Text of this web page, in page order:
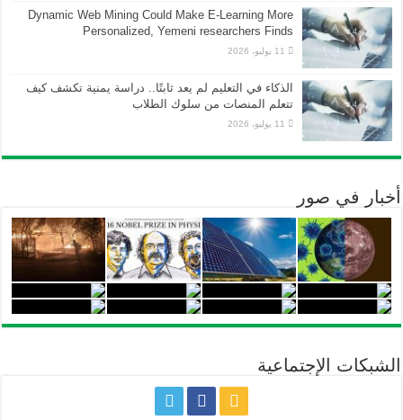
Dynamic Web Mining Could Make E-Learning More
Personalized, Yemeni researchers Finds
11 يوليو، 2026
الذكاء في التعليم لم يعد ثابتًا.. دراسة يمنية تكشف كيف
تتعلم المنصات من سلوك الطلاب
11 يوليو، 2026
أخبار في صور
الشبكات الإجتماعية